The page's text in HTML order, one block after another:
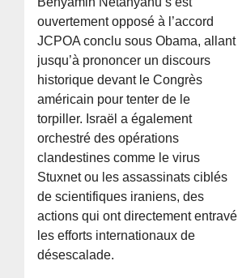
ouvertement opposé à l’accord
JCPOA conclu sous Obama, allant
jusqu’à prononcer un discours
historique devant le Congrès
américain pour tenter de le
torpiller. Israël a également
orchestré des opérations
clandestines comme le virus
Stuxnet ou les assassinats ciblés
de scientifiques iraniens, des
actions qui ont directement entravé
les efforts internationaux de
désescalade.